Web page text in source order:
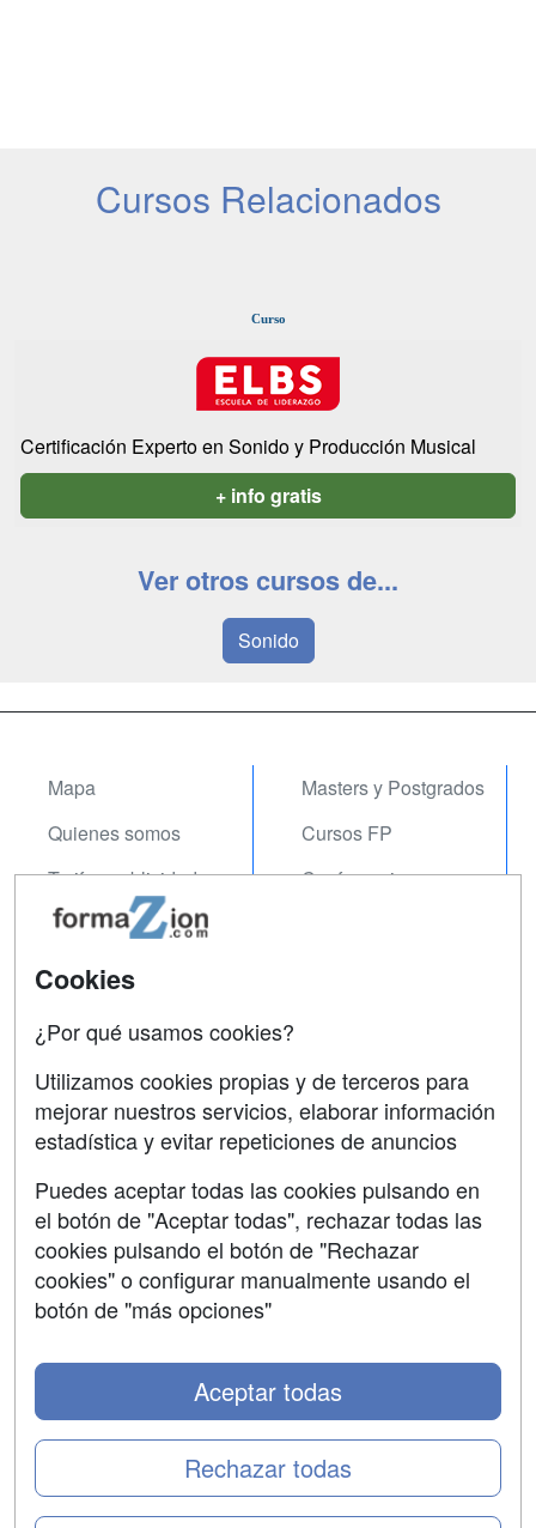
Cursos Relacionados
Curso
Certificación Experto en Sonido y Producción Musical
+ info gratis
Ver otros cursos de...
Sonido
Mapa
Quienes somos
Tarifas publicidad
Acceso Usuarios
Acceso Centros
Masters y Postgrados
Cursos FP
Conferencias
Contactar
Confidencialidad
Aviso legal
Copyleft
Cookies
¿Por qué usamos cookies?
Utilizamos cookies propias y de terceros para
mejorar nuestros servicios, elaborar información
estadística y evitar repeticiones de anuncios
Puedes aceptar todas las cookies pulsando en
el botón de "Aceptar todas", rechazar todas las
cookies pulsando el botón de "Rechazar
cookies" o configurar manualmente usando el
botón de "más opciones"
Rechazar todas
Aceptar todas